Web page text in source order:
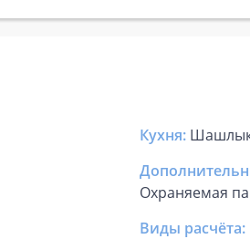
Кухня: Шашлык
Охраняемая
Виды расчёта: